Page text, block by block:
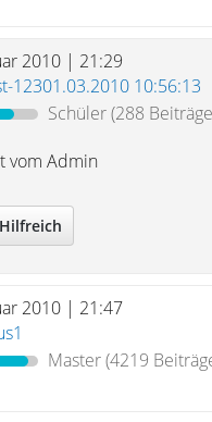
2010 | 21:29
12301.03.2010 10:56:13
Schüler(288
vom Admin
2010 | 21:47
Master(4219